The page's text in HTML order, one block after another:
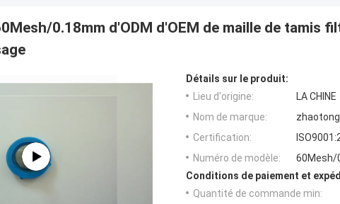
0.18mm d'ODM d'OEM de maille de tamis
Détails sur le produit:
Lieu d'origine:
LA CHINE
Nom de marque:
zhaotong
Certification:
Numéro de modèle:
60Mesh/
Conditions de paiement et
Quantité de commande min: